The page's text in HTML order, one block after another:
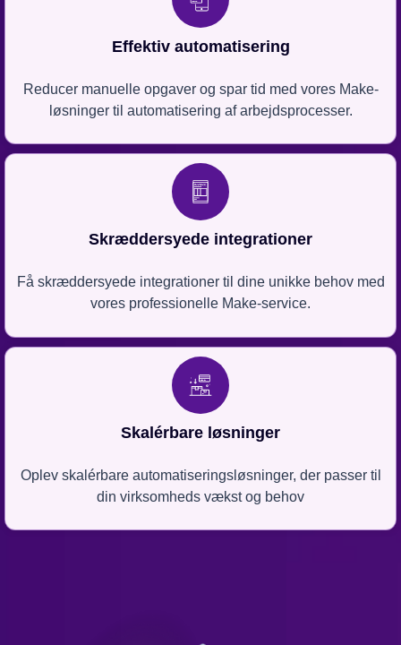
Effektiv automatisering
Reducer manuelle opgaver og spar tid med vores Make-
løsninger til automatisering af arbejdsprocesser.
Skræddersyede integrationer
Få skræddersyede integrationer til dine unikke behov med
vores professionelle Make-service.
Skalérbare løsninger
Oplev skalérbare automatiseringsløsninger, der passer til
din virksomheds vækst og behov